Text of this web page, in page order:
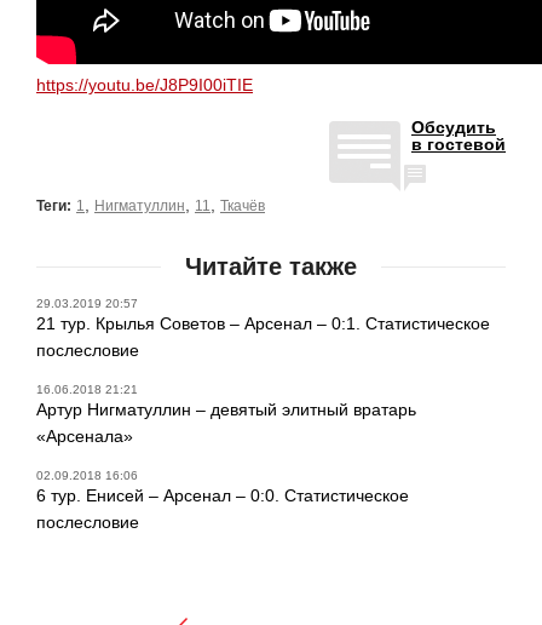
https://youtu.be/J8P9I00iTIE
Обсудить
в гостевой
Теги: 1 Нигматуллин 11 Ткачёв
Читайте также
29.03.2019 20:57
21 тур. Крылья Советов – Арсенал – 0:1. Статистическое
послесловие
16.06.2018 21:21
Артур Нигматуллин – девятый элитный вратарь
«Арсенала»
02.09.2018 16:06
6 тур. Енисей – Арсенал – 0:0. Статистическое
послесловие